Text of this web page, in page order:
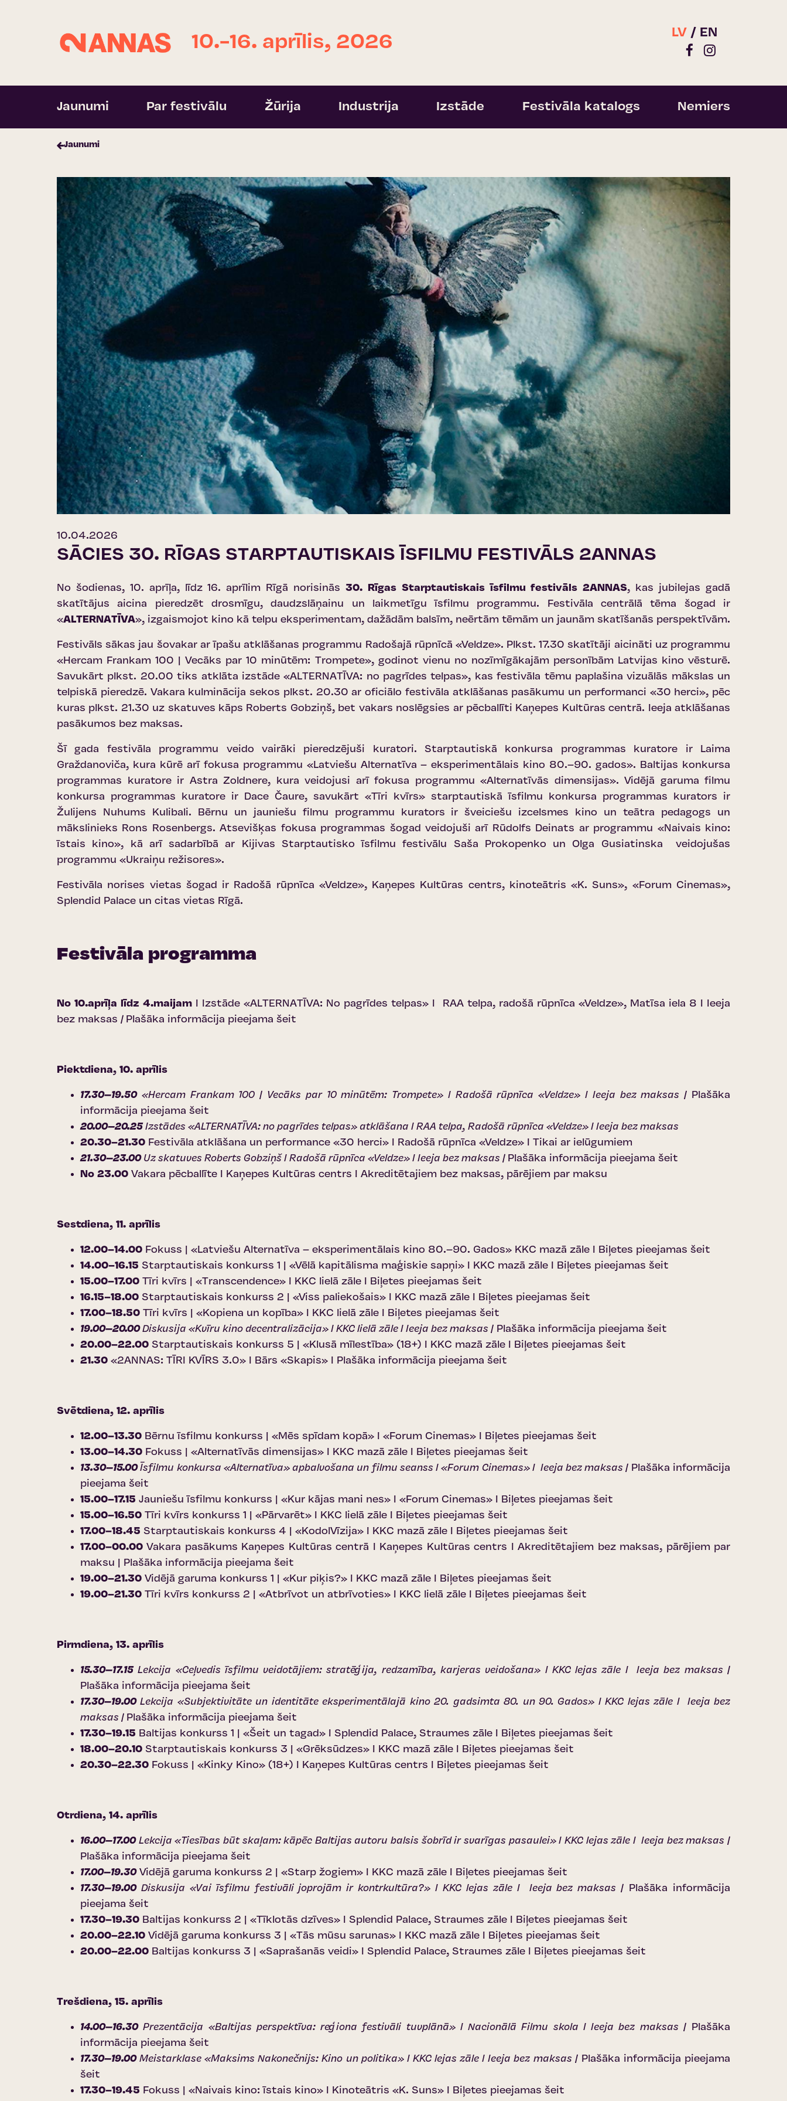
10.-16. aprīlis, 2026 LV EN
Jaunumi Par festivālu Žūrija Industrija Izstāde Festivāla katalogs Nemiers
Jaunumi
10.04.2026
SĀCIES 30. RĪGAS STARPTAUTISKAIS ĪSFILMU FESTIVĀLS 2ANNAS
No šodienas, 10. aprīļa, līdz 16. aprīlim Rīgā norisinās 30. Rīgas Starptautiskais īsfilmu festivāls 2ANNAS, kas jubilejas gadā
skatītājus aicina pieredzēt drosmīgu, daudzslāņainu un laikmetīgu īsfilmu programmu. Festivāla centrālā tēma šogad ir
«ALTERNATĪVA», izgaismojot kino kā telpu eksperimentam, dažādām balsīm, neērtām tēmām un jaunām skatīšanās perspektīvām.
Festivāls sākas jau šovakar ar īpašu atklāšanas programmu Radošajā rūpnīcā «Veldze». Plkst. 17.30 skatītāji aicināti uz programmu
«Hercam Frankam 100 | Vecāks par 10 minūtēm: Trompete», godinot vienu no nozīmīgākajām personībām Latvijas kino vēsturē.
Savukārt plkst. 20.00 tiks atklāta izstāde «ALTERNATĪVA: no pagrīdes telpas», kas festivāla tēmu paplašina vizuālās mākslas un
telpiskā pieredzē. Vakara kulminācija sekos plkst. 20.30 ar oficiālo festivāla atklāšanas pasākumu un performanci «30 herci», pēc
kuras plkst. 21.30 uz skatuves kāps Roberts Gobziņš, bet vakars noslēgsies ar pēcballīti Kaņepes Kultūras centrā. Ieeja atklāšanas
pasākumos bez maksas.
Šī gada festivāla programmu veido vairāki pieredzējuši kuratori. Starptautiskā konkursa programmas kuratore ir Laima
Graždanoviča, kura kūrē arī fokusa programmu «Latviešu Alternatīva – eksperimentālais kino 80.–90. gados». Baltijas konkursa
programmas kuratore ir Astra Zoldnere, kura veidojusi arī fokusa programmu «Alternatīvās dimensijas». Vidējā garuma filmu
konkursa programmas kuratore ir Dace Čaure, savukārt «Tīri kvīrs» starptautiskā īsfilmu konkursa programmas kurators ir
Žulijens Nuhums Kulibali. Bērnu un jauniešu filmu programmu kurators ir šveiciešu izcelsmes kino un teātra pedagogs un
mākslinieks Rons Rosenbergs. Atsevišķas fokusa programmas šogad veidojuši arī Rūdolfs Deinats ar programmu «Naivais kino:
īstais kino», kā arī sadarbībā ar Kijivas Starptautisko īsfilmu festivālu Saša Prokopenko un Olga Gusiatinska veidojušas
programmu «Ukraiņu režisores».
Festivāla norises vietas šogad ir Radošā rūpnīca «Veldze», Kaņepes Kultūras centrs, kinoteātris «K. Suns», «Forum Cinemas»,
Splendid Palace un citas vietas Rīgā.
Festivāla programma
No 10.aprīļa līdz 4.maijam I Izstāde «ALTERNATĪVA: No pagrīdes telpas» I RAA telpa, radošā rūpnīca «Veldze», Matīsa iela 8 I Ieeja
bez maksas | Plašāka informācija pieejama šeit
Piektdiena, 10. aprīlis
17.30–19.50 «Hercam Frankam 100 | Vecāks par 10 minūtēm: Trompete» I Radošā rūpnīca «Veldze» I Ieeja bez maksas | Plašāka
informācija pieejama šeit
20.00–20.25Izstādes «ALTERNATĪVA: no pagrīdes telpas» atklāšana I RAA telpa, Radošā rūpnīca «Veldze» I Ieeja bez maksas
20.30–21.30 Festivāla atklāšana un performance «30 herci» I Radošā rūpnīca «Veldze» I Tikai ar ielūgumiem
21.30–23.00 Uz skatuves Roberts Gobziņš I Radošā rūpnīca «Veldze» I Ieeja bez maksas | Plašāka informācija pieejama šeit
No 23.00 Vakara pēcballīte I Kaņepes Kultūras centrs I Akreditētajiem bez maksas, pārējiem par maksu
Sestdiena, 11. aprīlis
12.00–14.00 Fokuss | «Latviešu Alternatīva – eksperimentālais kino 80.–90. Gados» KKC mazā zāle I Biļetes pieejamas šeit
14.00–16.15 Starptautiskais konkurss 1 | «Vēlā kapitālisma maģiskie sapņi» I KKC mazā zāle I Biļetes pieejamas šeit
15.00–17.00 Tīri kvīrs | «Transcendence» I KKC lielā zāle I Biļetes pieejamas šeit
16.15–18.00 Starptautiskais konkurss 2 | «Viss paliekošais» I KKC mazā zāle I Biļetes pieejamas šeit
17.00–18.50 Tīri kvīrs | «Kopiena un kopība» I KKC lielā zāle I Biļetes pieejamas šeit
19.00–20.00Diskusija «Kvīru kino decentralizācija» I KKC lielā zāle I Ieeja bez maksas | Plašāka informācija pieejama šeit
20.00–22.00 Starptautiskais konkurss 5 | «Klusā mīlestība» (18+) I KKC mazā zāle I Biļetes pieejamas šeit
21.30 «2ANNAS: TĪRI KVĪRS 3.0» I Bārs «Skapis» I Plašāka informācija pieejama šeit
Svētdiena, 12. aprīlis
12.00–13.30 Bērnu īsfilmu konkurss | «Mēs spīdam kopā» I «Forum Cinemas» I Biļetes pieejamas šeit
13.00–14.30 Fokuss | «Alternatīvās dimensijas» I KKC mazā zāle I Biļetes pieejamas šeit
13.30–15.00Īsfilmu konkursa «Alternatīva» apbalvošana un filmu seanss I «Forum Cinemas» I Ieeja bez maksas | Plašāka informācija
pieejama šeit
15.00–17.15 Jauniešu īsfilmu konkurss | «Kur kājas mani nes» I «Forum Cinemas» I Biļetes pieejamas šeit
15.00–16.50 Tīri kvīrs konkurss 1 | «Pārvarēt» I KKC lielā zāle I Biļetes pieejamas šeit
17.00–18.45 Starptautiskais konkurss 4 | «KodolVīzija» I KKC mazā zāle I Biļetes pieejamas šeit
17.00–00.00 Vakara pasākums Kaņepes Kultūras centrā I Kaņepes Kultūras centrs I Akreditētajiem bez maksas, pārējiem par
maksu | Plašāka informācija pieejama šeit
19.00–21.30 Vidējā garuma konkurss 1 | «Kur piķis?» I KKC mazā zāle I Biļetes pieejamas šeit
19.00–21.30 Tīri kvīrs konkurss 2 | «Atbrīvot un atbrīvoties» I KKC lielā zāle I Biļetes pieejamas šeit
Pirmdiena, 13. aprīlis
15.30–17.15Lekcija «Ceļvedis īsfilmu veidotājiem: stratēģija, redzamība, karjeras veidošana» I KKC lejas zāle I Ieeja bez maksas |
Plašāka informācija pieejama šeit
17.30–19.00Lekcija «Subjektivitāte un identitāte eksperimentālajā kino 20. gadsimta 80. un 90. Gados» I KKC lejas zāle I Ieeja bez
maksas | Plašāka informācija pieejama šeit
17.30–19.15 Baltijas konkurss 1 | «Šeit un tagad» I Splendid Palace, Straumes zāle I Biļetes pieejamas šeit
18.00–20.10 Starptautiskais konkurss 3 | «Grēksūdzes» I KKC mazā zāle I Biļetes pieejamas šeit
20.30–22.30 Fokuss | «Kinky Kino» (18+) I Kaņepes Kultūras centrs I Biļetes pieejamas šeit
Otrdiena, 14. aprīlis
16.00–17.00Lekcija «Tiesības būt skaļam: kāpēc Baltijas autoru balsis šobrīd ir svarīgas pasaulei» I KKC lejas zāle I Ieeja bez maksas |
Plašāka informācija pieejama šeit
17.00–19.30Vidējā garuma konkurss 2 | «Starp žogiem» I KKC mazā zāle I Biļetes pieejamas šeit
17.30–19.00 Diskusija «Vai īsfilmu festivāli joprojām ir kontrkultūra?» I KKC lejas zāle I Ieeja bez maksas | Plašāka informācija
pieejama šeit
17.30–19.30 Baltijas konkurss 2 | «Tīklotās dzīves» I Splendid Palace, Straumes zāle I Biļetes pieejamas šeit
20.00–22.10 Vidējā garuma konkurss 3 | «Tās mūsu sarunas» I KKC mazā zāle I Biļetes pieejamas šeit
20.00–22.00 Baltijas konkurss 3 | «Saprašanās veidi» I Splendid Palace, Straumes zāle I Biļetes pieejamas šeit
Trešdiena, 15. aprīlis
14.00–16.30Prezentācija «Baltijas perspektīva: reģiona festivāli tuvplānā» I Nacionālā Filmu skola I Ieeja bez maksas |Plašāka
informācija pieejama šeit
17.30–19.00Meistarklase «Maksims Nakonečnijs: Kino un politika» I KKC lejas zāle I Ieeja bez maksas | Plašāka informācija pieejama
šeit
17.30–19.45 Fokuss | «Naivais kino: īstais kino» I Kinoteātris «K. Suns» I Biļetes pieejamas šeit